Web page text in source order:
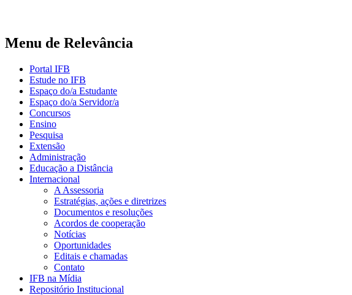
Menu de Relevância
Portal IFB
Estude no IFB
Espaço do/a Estudante
Espaço do/a Servidor/a
Concursos
Ensino
Pesquisa
Extensão
Administração
Educação a Distância
Internacional
A Assessoria
Estratégias, ações e diretrizes
Documentos e resoluções
Acordos de cooperação
Notícias
Oportunidades
Editais e chamadas
Contato
IFB na Mídia
Repositório Institucional